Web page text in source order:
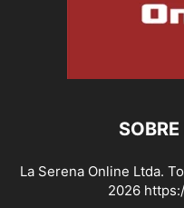
La Serena Online Ltda.
2026